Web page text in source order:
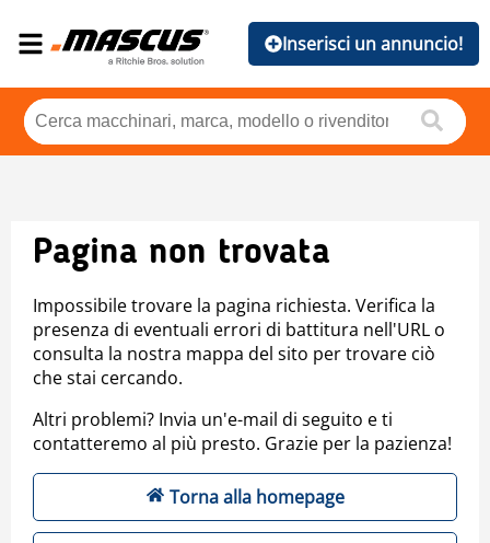
Inserisci un annuncio!
Pagina non trovata
Impossibile trovare la pagina richiesta. Verifica la
presenza di eventuali errori di battitura nell'URL o
consulta la nostra mappa del sito per trovare ciò
che stai cercando.
Altri problemi? Invia un'e-mail di seguito e ti
contatteremo al più presto. Grazie per la pazienza!
Torna alla homepage